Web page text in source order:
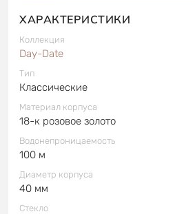
ХАРАКТЕРИСТИКИ
Коллекция
Day-Date
Тип
Классические
Материал корпуса
18-к розовое золото
Водонепроницаемость
100 м
Диаметр корпуса
40 мм
Стекло